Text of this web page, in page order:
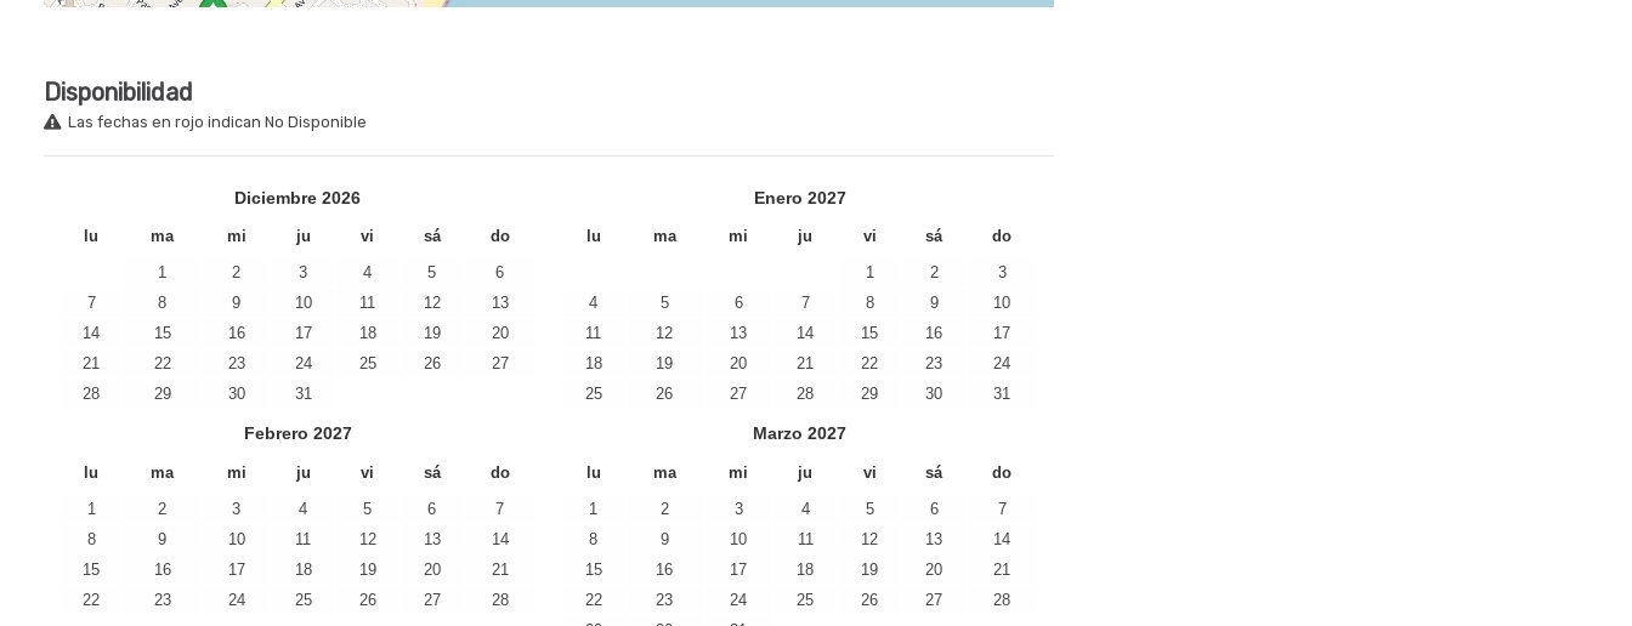
Disponibilidad
Las fechas en rojo indican No Disponible
Diciembre 2026
lu ma mi ju vi sá do
1 2 3 4 5
6
7
8 9 10 11 12
13
14
15 16 17 18 19
20
21
22 23 24 25 26
27
28
29 30 31
Enero 2027
lu ma mi ju vi sá do
1 2
3
4
5 6 7 8 9
10
11
12 13 14 15 16
17
18
19 20 21 22 23
24
25
26 27 28 29 30 31
Febrero 2027
lu ma mi ju vi sá do
1 2 3 4 5 6
7
8
9 10 11 12 13
14
15
16 17 18 19 20
21
22
23 24 25 26 27 28
Marzo 2027
lu ma mi ju vi sá do
1 2 3 4 5 6
7
8
9 10 11 12 13
14
15
16 17 18 19 20
21
22
23 24 25 26 27
28